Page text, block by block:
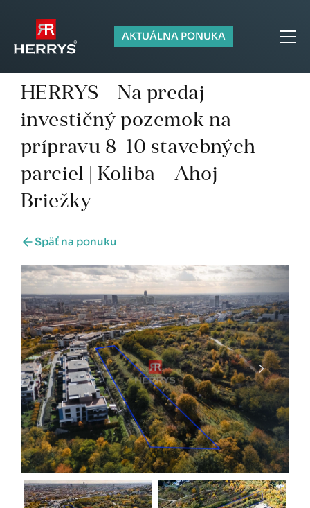
AKTUÁLNA PONUKA
HERRYS – Na predaj
investičný pozemok na
prípravu 8–10 stavebných
parciel | Koliba – Ahoj
Briežky
Späť na ponuku